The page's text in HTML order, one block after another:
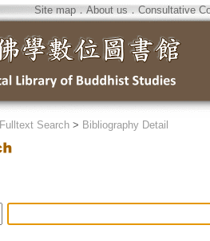
Site map．About us ． Consultative
Fulltext Search > Bibliography Detail